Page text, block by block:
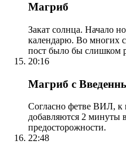
Магриб
Закат солнца. Начало
календарю. Во многих
пост было бы слишком
20:16
Магриб с
Согласно фетве ВИЛ, к
добавляются 2 минуты
предосторожности.
22:48